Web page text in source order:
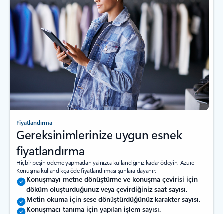
Fiyatlandırma
Gereksinimlerinize uygun esnek
fiyatlandırma
Hiçbir peşin ödeme yapmadan yalnızca kullandığınız kadar ödeyin. Azure
Konuşma kullandıkça öde fiyatlandırması şunlara dayanır:
Konuşmayı metne dönüştürme ve konuşma çevirisi için
döküm oluşturduğunuz veya çevirdiğiniz saat sayısı.
Metin okuma için sese dönüştürdüğünüz karakter sayısı.
Konuşmacı tanıma için yapılan işlem sayısı.